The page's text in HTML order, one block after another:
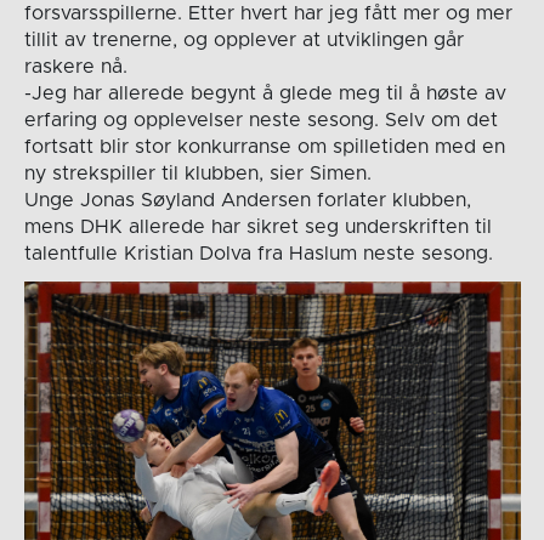
forsvarsspillerne. Etter hvert har jeg fått mer og mer
tillit av trenerne, og opplever at utviklingen går
raskere nå.
-Jeg har allerede begynt å glede meg til å høste av
erfaring og opplevelser neste sesong. Selv om det
fortsatt blir stor konkurranse om spilletiden med en
ny strekspiller til klubben, sier Simen.
Unge Jonas Søyland Andersen forlater klubben,
mens DHK allerede har sikret seg underskriften til
talentfulle Kristian Dolva fra Haslum neste sesong.